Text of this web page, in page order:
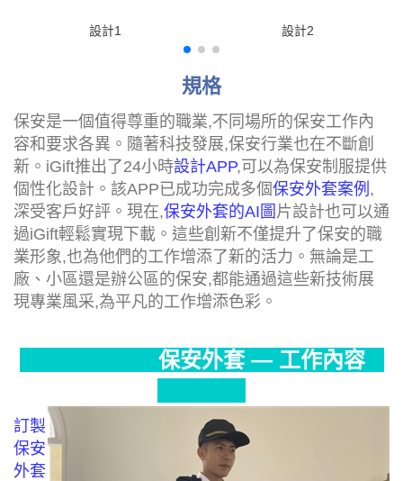
設計1 設計2
規格
保安是一個值得尊重的職業,不同場所的保安工作內
容和要求各異。隨著科技發展,保安行業也在不斷創
新。iGift推出了24小時設計APP,可以為保安制服提供
個性化設計。該APP已成功完成多個保安外套案例 ,
深受客戶好評。現在,保安外套的AI圖 片設計也可以通
過iGift輕鬆實現下載。這些創新不僅提升了保安的職
業形象,也為他們的工作增添了新的活力。無論是工
廠、小區還是辦公區的保安,都能通過這些新技術展
現專業風采,為平凡的工作增添色彩。
保安外套 — 工作內容
訂製
保安
外套